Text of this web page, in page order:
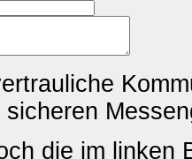
die im linken